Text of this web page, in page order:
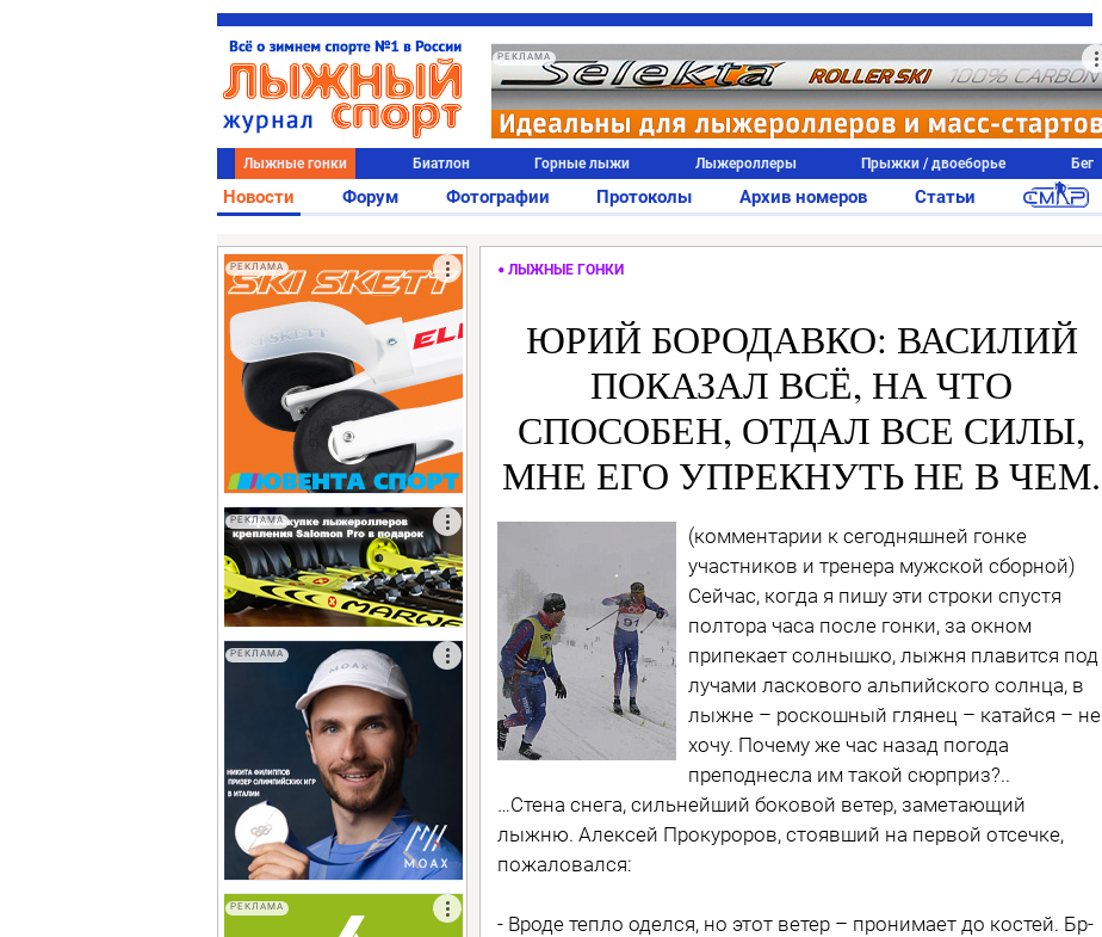
РЕКЛАМА
Лыжные гонки Биатлон Горные лыжи Лыжероллеры Прыжки / двоеборье Бег
Новости Форум Фотографии Протоколы Архив номеров Статьи
РЕКЛАМА
РЕКЛАМА
РЕКЛАМА
РЕКЛАМА
ЛЫЖНЫЕ ГОНКИ
ЮРИЙ БОРОДАВКО: ВАСИЛИЙ
ПОКАЗАЛ ВСЁ, НА ЧТО
СПОСОБЕН, ОТДАЛ ВСЕ СИЛЫ,
МНЕ ЕГО УПРЕКНУТЬ НЕ В ЧЕМ.
(комментарии к сегодняшней гонке
участников и тренера мужской сборной)
Сейчас, когда я пишу эти строки спустя
полтора часа после гонки, за окном
припекает солнышко, лыжня плавится под
лучами ласкового альпийского солнца, в
лыжне – роскошный глянец – катайся – не
хочу. Почему же час назад погода
преподнесла им такой сюрприз?..
…Стена снега, сильнейший боковой ветер, заметающий
лыжню. Алексей Прокуроров, стоявший на первой отсечке,
пожаловался:
- Вроде тепло оделся, но этот ветер – пронимает до костей. Бр-